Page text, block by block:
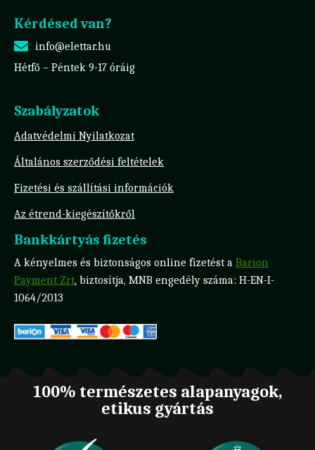
Kérdésed van?
info@elettar.hu
Hétfő – Péntek 9-17 óráig
Szabályzatok
Adatvédelmi Nyilatkozat
Általános szerződési feltételek
Fizetési és szállítási információk
Az étrend-kiegészítőkről
Bankkártyás fizetés
A kényelmes és biztonságos online fizetést a Barion
Payment Zrt. biztosítja, MNB engedély száma: H-EN-I-
1064/2013
100% természetes alapanyagok,
etikus gyártás